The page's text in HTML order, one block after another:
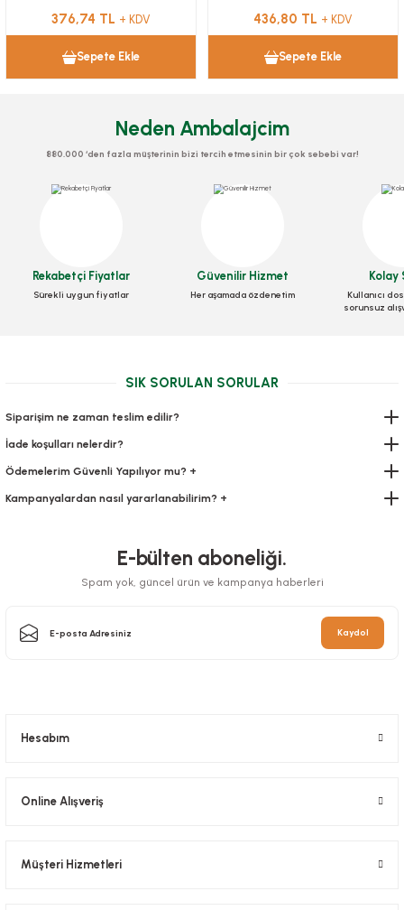
376,74 TL+ KDV
Sepete Ekle
436,80 TL+ KDV
Sepete Ekle
Neden Ambalajcim
880.000 ‘den fazla müşterinin bizi tercih etmesinin bir çok sebebi var!
Rekabetçi Fiyatlar
Sürekli uygun fiyatlar
Güvenilir Hizmet
Her aşamada özdenetim
Kolay
Kullanıcı
sorunsuz
SIK SORULAN SORULAR
Siparişim ne zaman teslim edilir?
İade koşulları nelerdir?
Ödemelerim Güvenli Yapılıyor mu? +
Kampanyalardan nasıl yararlanabilirim? +
E-bülten aboneliği.
Spam yok, güncel ürün ve kampanya haberleri
Kaydol
Hesabım
Online Alışveriş
Müşteri Hizmetleri